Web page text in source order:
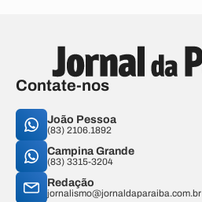
Contate-nos
João Pessoa
(83) 2106.1892
Campina Grande
(83) 3315-3204
Redação
jornalismo@jornaldaparaiba.com.br